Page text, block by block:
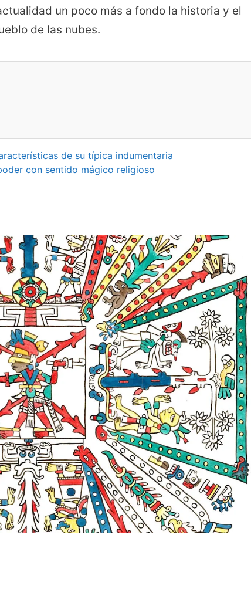
un poco más a fondo la historia y el
de las nubes.
de su típica indumentaria
con sentido mágico religioso